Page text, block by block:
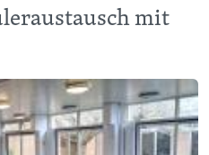
mit